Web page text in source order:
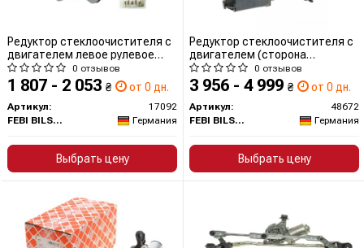
Редуктор стеклоочистителя с
двигателем левое рулевое
управление (сторона
установки: спереди)
0 отзывов
1 807 - 2 053 ₴ от 0 дн.
Артикул:
17092
FEBI BILSTEIN
Германия
Выбрать цену
Редуктор стеклоочистителя с
двигателем (сторона
установки: сзади)
0 отзывов
3 956 - 4 999 ₴ от 0 дн.
Артикул:
48672
FEBI BILSTEIN
Германия
Выбрать цену